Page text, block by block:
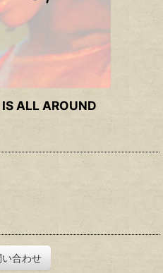
ALL AROUND
い合わせ